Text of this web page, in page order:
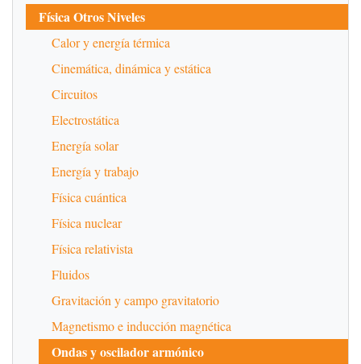
Física Otros Niveles
Calor y energía térmica
Cinemática, dinámica y estática
Circuitos
Electrostática
Energía solar
Energía y trabajo
Física cuántica
Física nuclear
Física relativista
Fluidos
Gravitación y campo gravitatorio
Magnetismo e inducción magnética
Ondas y oscilador armónico